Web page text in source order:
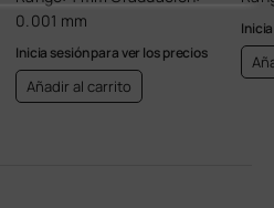
0.001 mm
Inicia sesión para ver los precios
Añadir al carrito